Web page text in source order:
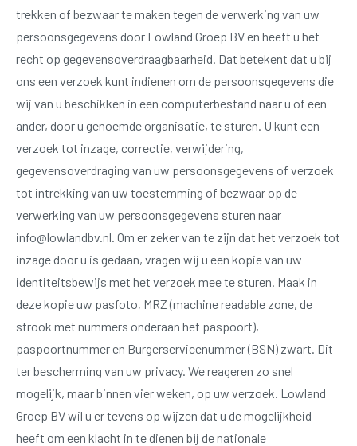
trekken of bezwaar te maken tegen de verwerking van uw
persoonsgegevens door Lowland Groep BV en heeft u het
recht op gegevensoverdraagbaarheid. Dat betekent dat u bij
ons een verzoek kunt indienen om de persoonsgegevens die
wij van u beschikken in een computerbestand naar u of een
ander, door u genoemde organisatie, te sturen. U kunt een
verzoek tot inzage, correctie, verwijdering,
gegevensoverdraging van uw persoonsgegevens of verzoek
tot intrekking van uw toestemming of bezwaar op de
verwerking van uw persoonsgegevens sturen naar
info@lowlandbv.nl . Om er zeker van te zijn dat het verzoek tot
inzage door u is gedaan, vragen wij u een kopie van uw
identiteitsbewijs met het verzoek mee te sturen. Maak in
deze kopie uw pasfoto, MRZ (machine readable zone, de
strook met nummers onderaan het paspoort),
paspoortnummer en Burgerservicenummer (BSN) zwart. Dit
ter bescherming van uw privacy. We reageren zo snel
mogelijk, maar binnen vier weken, op uw verzoek. Lowland
Groep BV wil u er tevens op wijzen dat u de mogelijkheid
heeft om een klacht in te dienen bij de nationale